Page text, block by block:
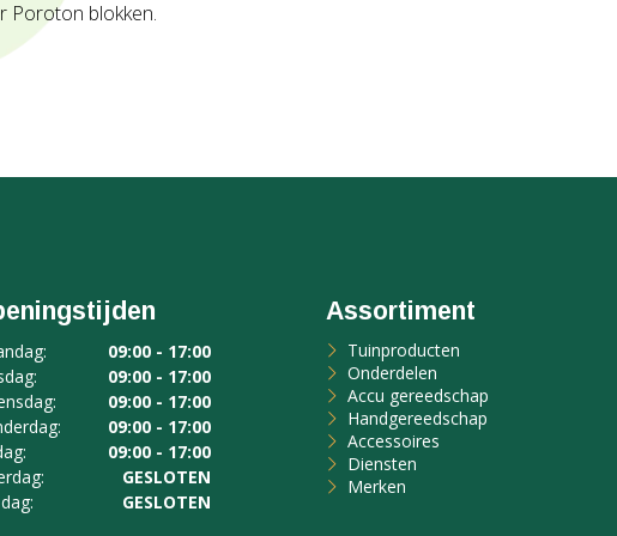
Poroton blokken.
09:00 - 17:00
09:00 - 17:00
09:00 - 17:00
09:00 - 17:00
09:00 - 17:00
GESLOTEN
GESLOTEN
Assortiment
Tuinproducten
Onderdelen
Accu gereedschap
Handgereedschap
Accessoires
Diensten
Merken